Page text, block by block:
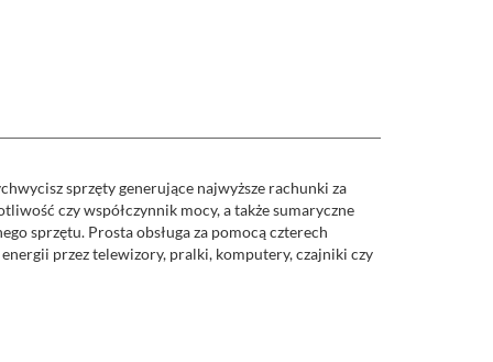
sprzęty generujące najwyższe rachunki za
czy współczynnik mocy, a także sumaryczne
sprzętu. Prosta obsługa za pomocą czterech
przez telewizory, pralki, komputery, czajniki czy